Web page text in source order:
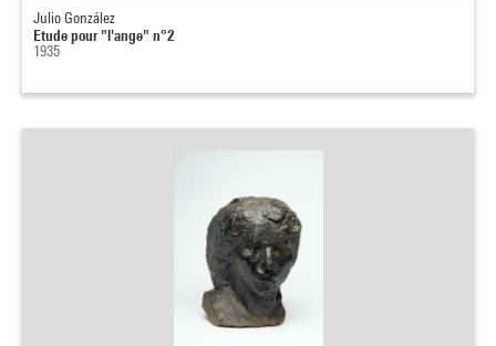
Julio González
Etude pour "l'ange" n°2
1935